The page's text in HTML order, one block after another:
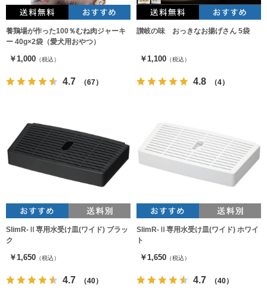
養鶏場が作った100％むね肉ジャーキ
ー 40g×2袋（愛犬用おやつ）
￥1,000 （税込）
4.7 （67）
讃岐の味 おっきなお揚げさん 5袋
￥1,100 （税込）
4.8 （4）
SlimR-Ⅱ専用水受け皿(ワイド) ブラッ
ク
￥1,650 （税込）
4.7 （40）
SlimR-Ⅱ専用水受け皿(ワイド) ホワイ
ト
￥1,650 （税込）
4.7 （40）